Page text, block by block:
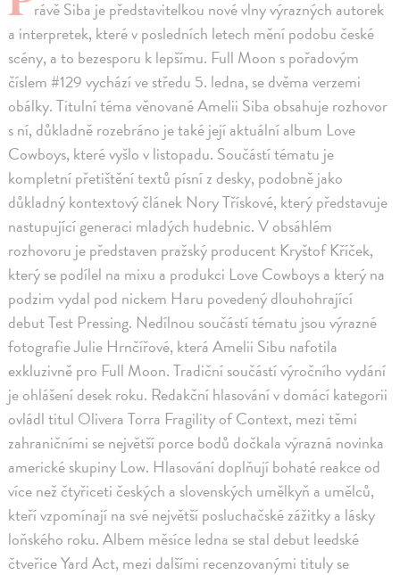
rávě Siba je představitelkou nové vlny výrazných autorek
a interpretek, které v posledních letech mění podobu české
scény, a to bezesporu k lepšímu. Full Moon s pořadovým
číslem #129 vychází ve středu 5. ledna, se dvěma verzemi
obálky. Titulní téma věnované Amelii Siba obsahuje rozhovor
s ní, důkladně rozebráno je také její aktuální album Love
Cowboys, které vyšlo v listopadu. Součástí tématu je
kompletní přetištění textů písní z desky, podobně jako
důkladný kontextový článek Nory Třískové, který představuje
nastupující generaci mladých hudebnic. V obsáhlém
rozhovoru je představen pražský producent Kryštof Kříček,
který se podílel na mixu a produkci Love Cowboys a který na
podzim vydal pod nickem Haru povedený dlouhohrající
debut Test Pressing. Nedílnou součástí tématu jsou výrazné
fotografie Julie Hrnčířové, která Amelii Sibu nafotila
exkluzivně pro Full Moon. Tradiční součástí výročního vydání
je ohlášení desek roku. Redakční hlasování v domácí kategorii
ovládl titul Olivera Torra Fragility of Context, mezi těmi
zahraničními se největší porce bodů dočkala výrazná novinka
americké skupiny Low. Hlasování doplňují bohaté reakce od
více než čtyřiceti českých a slovenských umělkyň a umělců,
kteří vzpomínají na své největší posluchačské zážitky a lásky
loňského roku. Albem měsíce ledna se stal debut leedské
čtveřice Yard Act, mezi dalšími recenzovanými tituly se